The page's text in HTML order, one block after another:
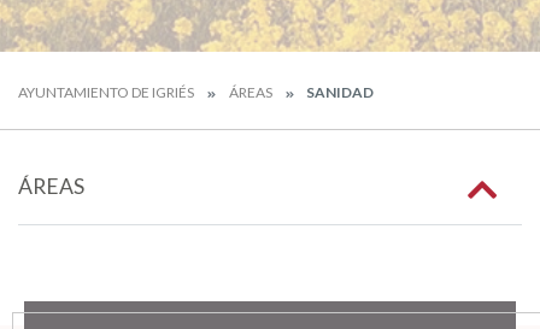
AYUNTAMIENTO DE IGRIÉS ÁREAS SANIDAD
ÁREAS